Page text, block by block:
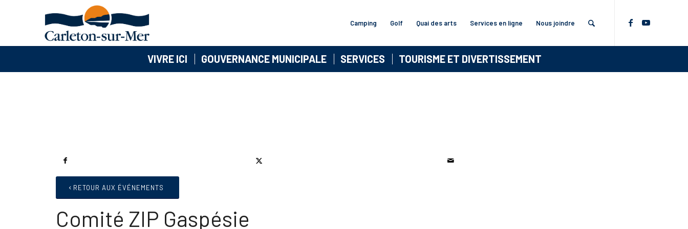
Camping Golf Quai des arts Services en ligne Nous joindre
VIVRE ICI GOUVERNANCE MUNICIPALE SERVICES TOURISME ET DIVERTISSEMENT
RETOUR AUX ÉVÉNEMENTS
Comité ZIP Gaspésie